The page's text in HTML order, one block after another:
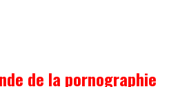
de la pornographie